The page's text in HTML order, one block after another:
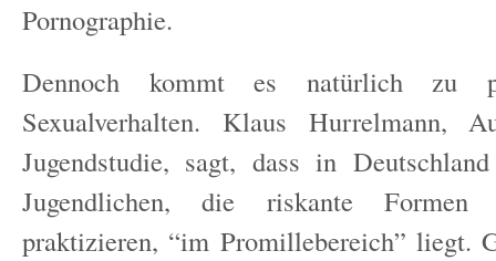
Pornographie.
Dennoch kommt es natürlich zu
Sexualverhalten. Klaus Hurrelmann,
Jugendstudie, sagt, dass in
Jugendlichen, die riskante Formen
praktizieren, “im Promillebereich” liegt.